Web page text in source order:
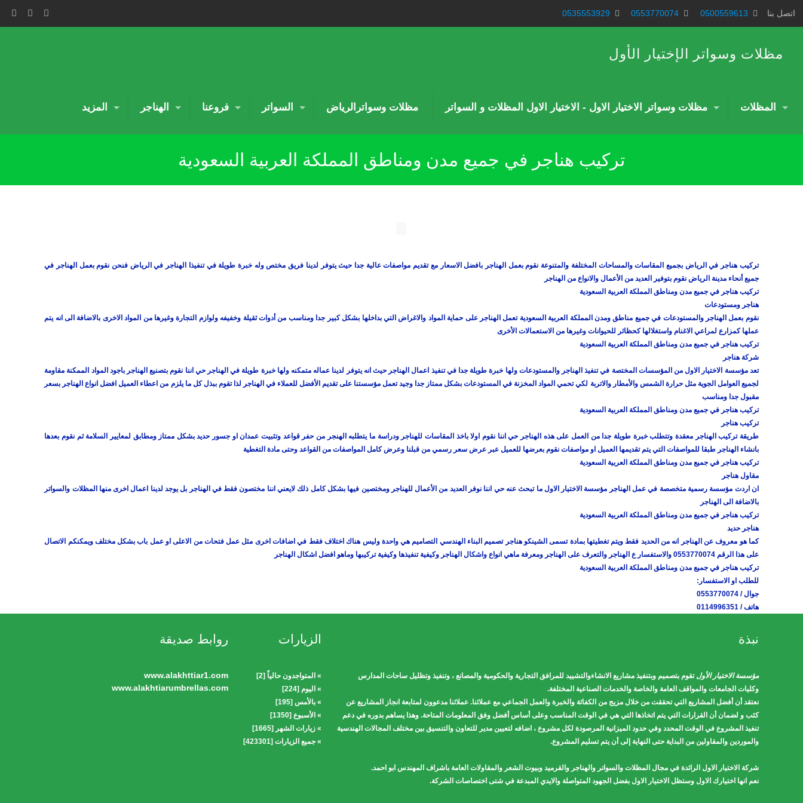
اتصل بنا 0500559613
0553770074
0535553929
مظلات وسواتر الإختيار الأول
المظلات مظلات وسواتر الاختيار الاول - الاختيار الاول المظلات و السواتر مظلات وسواترالرياض السواتر فروعنا الهناجر المزيد
تركيب هناجر في جميع مدن ومناطق المملكة العربية السعودية
تركيب هناجر في الرياض بجميع المقاسات والمساحات المختلفة والمتنوعة نقوم بعمل الهناجر بافضل الاسعار مع تقديم مواصفات عالية جدا حيث يتوفر لدينا فريق مختص وله خبرة طويلة في تنفيذا الهناجر في الرياض فنحن نقوم بعمل الهناجر في
جميع أنحاء مدينة الرياض نقوم بتوفير العديد من الأعمال والانواع من الهناجر
تركيب هناجر في جميع مدن ومناطق المملكة العربية السعودية
هناجر ومستودعات
نقوم بعمل الهناجر والمستودعات في جميع مناطق ومدن المملكة العربية السعودية تعمل الهناجر على حماية المواد والاغراض التي بداخلها بشكل كبير جدا ومناسب من أدوات ثقيلة وخفيفه ولوازم التجارة وغيرها من المواد الاخرى بالاضافة الى انه يتم
عملها كمزارع لمراعي الاغنام واستغلالها كحظائر للحيوانات وغيرها من الاستعمالات الأخرى
تركيب هناجر في جميع مدن ومناطق المملكة العربية السعودية
شركة هناجر
تعد مؤسسة الاختيار الاول من المؤسسات المختصة في تنفيذ الهناجر والمستودعات ولها خبرة طويلة جدا في تنفيذ اعمال الهناجر حيث انه يتوفر لدينا عماله متمكنه ولها خبرة طويلة في الهناجر حي اننا نقوم بتصنيع الهناجر باجود المواد الممكنة مقاومة
لجميع العوامل الجوية مثل حرارة الشمس والأمطار والاتربة لكي تحمي المواد المخزنة في المستودعات بشكل ممتاز جدا وجيد تعمل مؤسستنا على تقديم الأفضل للعملاء في الهناجر لذا تقوم ببذل كل ما يلزم من اعطاء العميل افضل انواع الهناجر بسعر
مقبول جدا ومناسب
تركيب هناجر في جميع مدن ومناطق المملكة العربية السعودية
تركيب هناجر
طريقة تركيب الهناجر معقدة وتتطلب خبرة طويلة جدا من العمل على هذه الهناجر حي اننا نقوم اولا باخذ المقاسات للهناجر ودراسة ما يتطلبه الهنجر من حفر قواعد وتثبيت عمدان او جسور حديد بشكل ممتاز ومطابق لمعايير السلامة ثم نقوم بعدها
بانشاء الهناجر طبقا للمواصفات التي يتم تقديمها العميل او مواصفات نقوم بعرضها للعميل عبر عرض سعر رسمي من قبلنا وعرض كامل المواصفات من القواعد وحتى مادة التغطية
تركيب هناجر في جميع مدن ومناطق المملكة العربية السعودية
مقاول هناجر
ان اردت مؤسسة رسمية متخصصة في عمل الهناجر مؤسسة الاختيار الاول ما تبحث عنه حي اننا نوفر العديد من الأعمال للهناجر ومختصين فيها بشكل كامل ذلك لايعني اننا مختصون فقط في الهناجر بل يوجد لدينا اعمال اخرى منها المظلات والسواتر
بالاضافة الى الهناجر
تركيب هناجر في جميع مدن ومناطق المملكة العربية السعودية
هناجر حديد
كما هو معروف عن الهناجر انه من الحديد فقط ويتم تغطيتها بمادة تسمى الشينكو هناجر تصميم البناء الهندسي التصاميم هي واحدة وليس هناك اختلاف فقط في اضافات اخرى مثل عمل فتحات من الاعلى او عمل باب بشكل مختلف ويمكنكم الاتصال
على هذا الرقم 0553770074 والاستفسار ع الهناجر والتعرف على الهناجر ومعرفة ماهي انواع واشكال الهناجر وكيفية تنفيذها وكيفية تركيبها وماهو افضل اشكال الهناجر
تركيب هناجر في جميع مدن ومناطق المملكة العربية السعودية
للطلب او الاستفسار:
جوال / 0553770074
هاتف / 0114996351
نبذة
مؤسسة الاختيار الأول تقوم بتصميم وبتنفيذ مشاريع الانشاءوالتشييد للمرافق التجارية والحكومية والمصانع ، وتنفيذ وتظليل ساحات المدارس
وكليات الجامعات والمواقف العامة والخاصة والخدمات الصناعية المختلفة.
نعتقد أن أفضل المشاريع التي تحققت من خلال مزيج من الكفائة والخبرة والعمل الجماعي مع عملائنا. عملائنا مدعوون لمتابعة انجاز المشاريع عن
كثب و لضمان أن القرارات التي يتم اتخاذها التي هي في الوقت المناسب وعلى أساس أفضل وفق المعلومات المتاحة. وهذا يساهم بدوره في دعم
تنفيذ المشروع في الوقت المحدد وفي حدود الميزانية المرصودة لكل مشروع ، اضافه لتعيين مدير للتعاون والتنسيق بين مختلف المجالات الهندسية
والموردين والمقاولين من البداية حتى النهاية إلى أن يتم تسليم المشروع.
شركة الاختيار الاول الرائدة في مجال المظلات والسواتر والهناجر والقرميد وبيوت الشعر والمقاولات العامة باشراف المهندس ابو احمد.
نعم انها اختيارك الاول وستظل الاختيار الاول بفضل الجهود المتواصلة والايدي المبدعة في شتى اختصاصات الشركة.
الزيارات
» المتواجدون حالياً [2]
» اليوم [224]
» بالأمس [195]
» الأسبوع [1350]
» زيارات الشهر [1665]
» جميع الزيارات [423301]
روابط صديقة
www.alakhttiar1.com
www.alakhtiarumbrellas.com